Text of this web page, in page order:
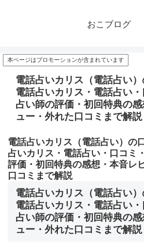
おこブログ
本ページはプロモーションが含まれています
電話占いカリス（電話占い
電話占いカリス・電話占い
占い師の評価・初回特典の
ュー・外れた口コミまで解説
電話占いカリス（電話占い）の
占いカリス・電話占い・口コミ
評価・初回特典の感想・本音レ
口コミまで解説
電話占いカリス（電話占い
電話占いカリス・電話占い
占い師の評価・初回特典の
ュー・外れた口コミまで解